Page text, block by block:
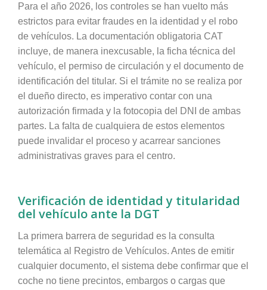
Para el año 2026, los controles se han vuelto más
estrictos para evitar fraudes en la identidad y el robo
de vehículos. La documentación obligatoria CAT
incluye, de manera inexcusable, la ficha técnica del
vehículo, el permiso de circulación y el documento de
identificación del titular. Si el trámite no se realiza por
el dueño directo, es imperativo contar con una
autorización firmada y la fotocopia del DNI de ambas
partes. La falta de cualquiera de estos elementos
puede invalidar el proceso y acarrear sanciones
administrativas graves para el centro.
Verificación de identidad y titularidad
del vehículo ante la DGT
La primera barrera de seguridad es la consulta
telemática al Registro de Vehículos. Antes de emitir
cualquier documento, el sistema debe confirmar que el
coche no tiene precintos, embargos o cargas que